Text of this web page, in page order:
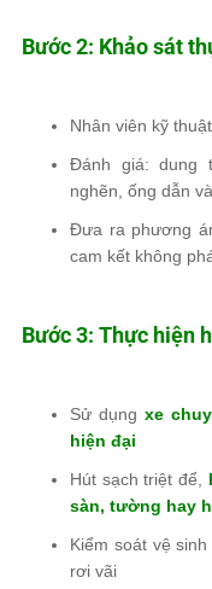
Bước 2: Khảo sát
Nhân viên kỹ
Đánh giá: dung
nghẽn, ống dẫn
Đưa ra phương
cam kết không
Bước 3: Thực hiện
Sử dụngxe
hiện đại
Hút sạch triệt để,
sàn, tường hay
Kiểm soát vệ
rơi vãi